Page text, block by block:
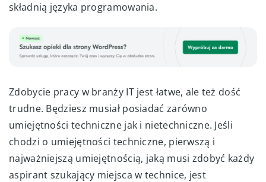
składnią języka programowania.
Zdobycie pracy w branży IT jest łatwe, ale też dość
trudne. Będziesz musiał posiadać zarówno
umiejętności techniczne jak i nietechniczne. Jeśli
chodzi o umiejętności techniczne, pierwszą i
najważniejszą umiejętnością, jaką musi zdobyć każdy
aspirant szukający miejsca w technice, jest